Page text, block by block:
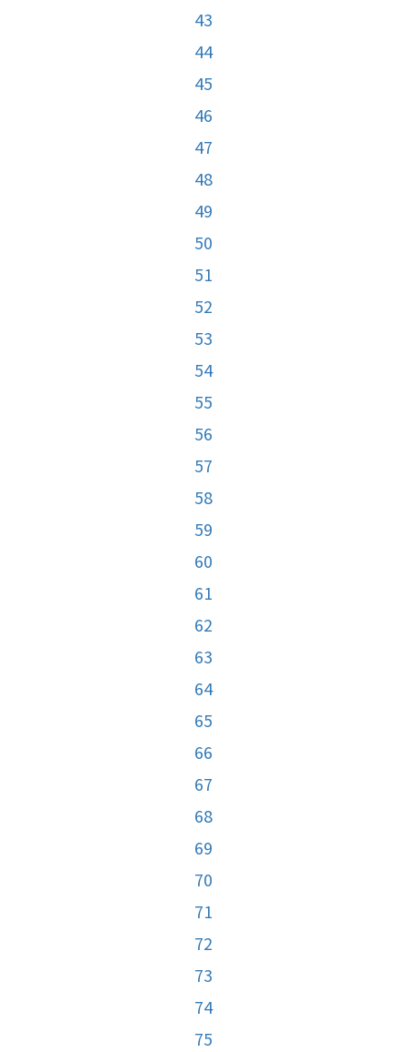
43
44
45
46
47
48
49
50
51
52
53
54
55
56
57
58
59
60
61
62
63
64
65
66
67
68
69
70
71
72
73
74
75